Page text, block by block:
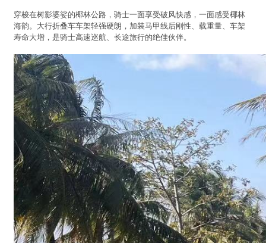
穿梭在树影婆娑的椰林公路，骑士一面享受破风快感，一面感受椰林
海韵。大行折叠车车架轻强硬朗，加装马甲线后刚性、载重量、车架
寿命大增，是骑士高速巡航、长途旅行的绝佳伙伴。